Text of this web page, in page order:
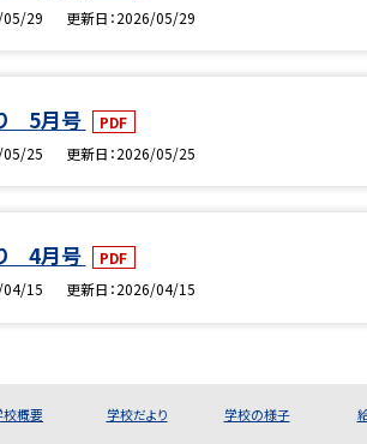
29 更新日 2026/05/29
5月号
PDF
25 更新日 2026/05/25
4月号
PDF
15 更新日 2026/04/15
校概要 学校だより 学校の様子